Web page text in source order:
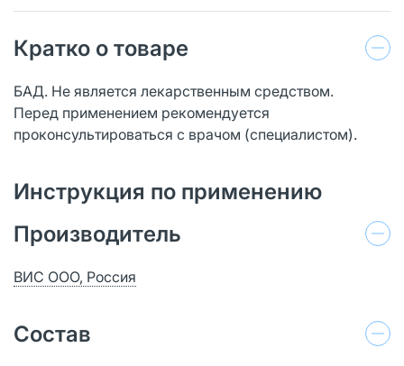
Кратко о товаре
БАД. Не является лекарственным средством.
Перед применением рекомендуется
проконсультироваться с врачом (специалистом).
Инструкция по применению
Производитель
ВИС ООО, Россия
Состав